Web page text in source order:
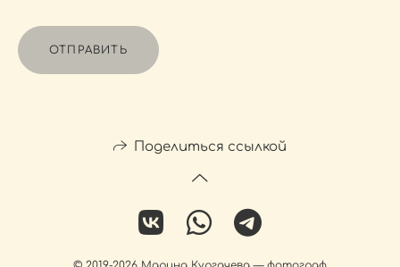
ОТПРАВИТЬ
Поделиться ссылкой